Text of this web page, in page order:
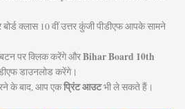
क्लास 10 वीं उत्तर कुंजी पीडीएफ आपके सामने
पर क्लिक करेंगे औरBihar Board 10th
डाउनलोड करेंगे।
के बाद, आप एकप्रिंट आउटभी ले सकते हैं।